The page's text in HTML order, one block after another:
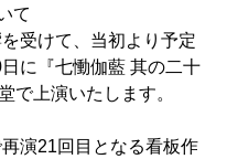
て
受けて、当初より予定
に『七慟伽藍 其の二十
で上演いたします。
演21回目となる看板作